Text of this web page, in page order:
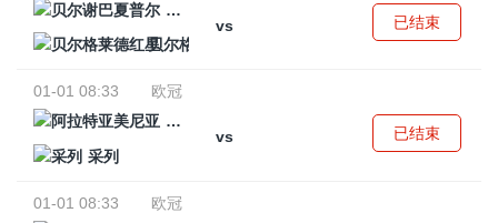
贝尔谢巴夏普尔
vs
贝尔格莱德红星
已结束
01-01 08:33
欧冠
阿拉特亚美尼亚
vs
采列
已结束
01-01 08:33
欧冠